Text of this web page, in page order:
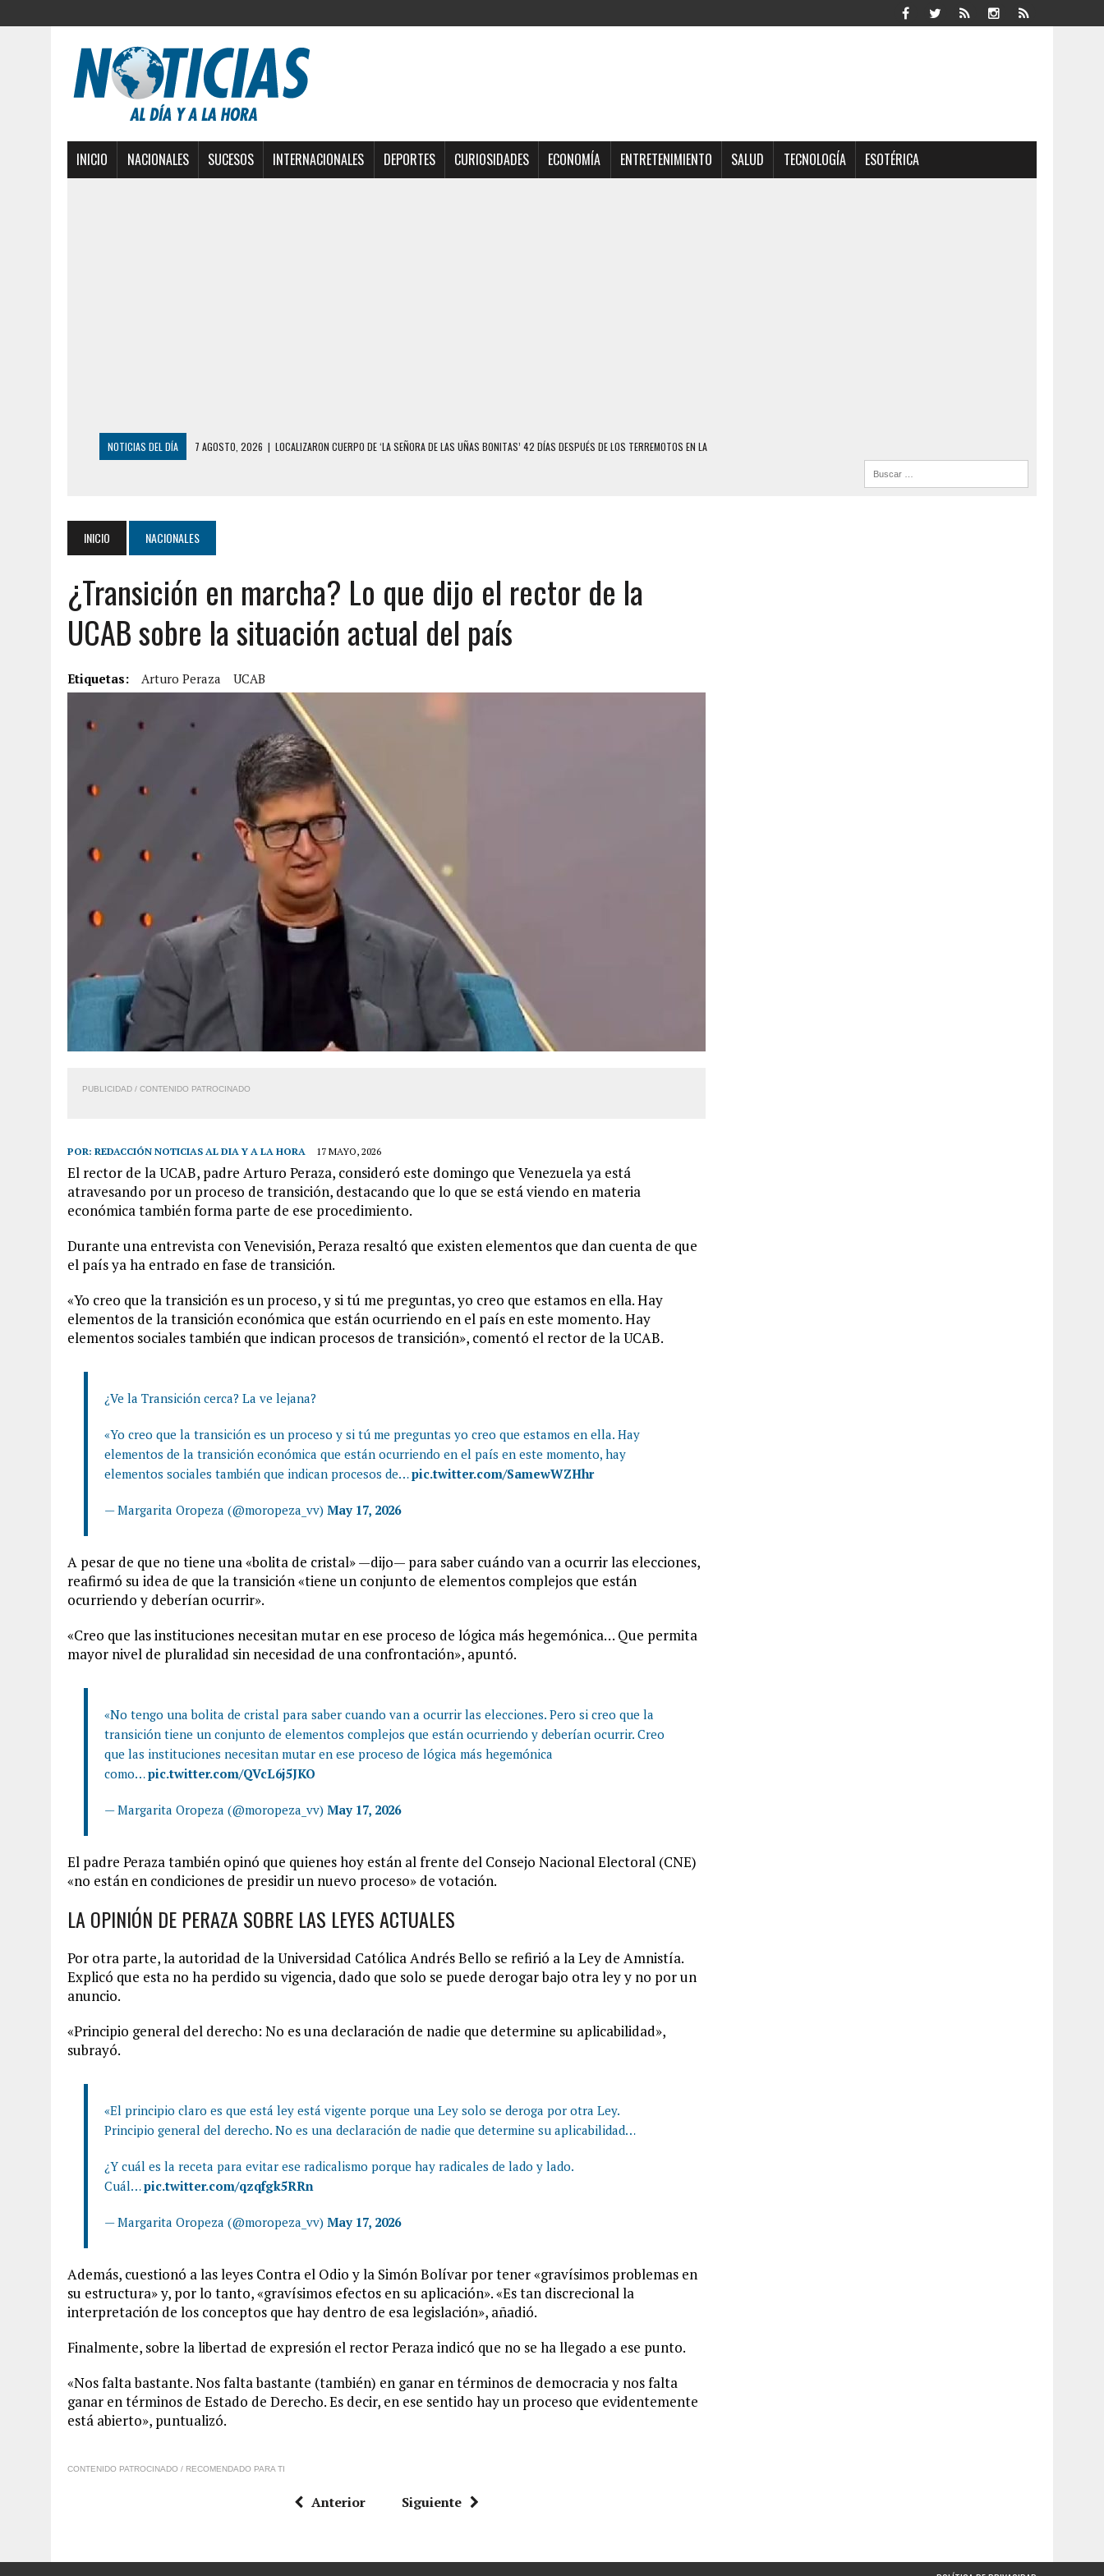
INICIO NACIONALES SUCESOS INTERNACIONALES DEPORTES CURIOSIDADES ECONOMÍA ENTRETENIMIENTO SALUD TECNOLOGÍA ESOTÉRICA
NOTICIAS DEL DÍA 6 AGOSTO, 2026 | MISTERIOSA MUERTE DE MODELO EN MONAGAS: HALLARON EL CUERPO DENTRO DE SU CASA
5 AGOSTO, 2026 | HORROR EN BARINAS: UN HOMBRE INDUJO AL SUICIDIO A UNA ADOLESCENTE DE 13 AÑOS TRAS ABUSAR DE ELLA
3 AGOSTO, 2026
|
LA INCREÍBLE FORMA EN LA QUE SOBREVIVIÓ UN HOMBRE Y SU FAMILIA TRAS LOS TERREMOTOS: CAYERON DESDE EL PISO NUEVE DEL
EDIFICIO PETUNIA
7 AGOSTO, 2026
FUGA DE GAS GENERÓ EXPLOSIÓN EN LOCAL COMERCIAL DE CHACAO
7 AGOSTO, 2026 | YARACUY: ASESINARON DOS HOMBRES EL MISMO DÍA EN SECTORES VECINOS
LOCALIZARON CUERPO DE ‘LA SEÑORA DE LAS UÑAS BONITAS’ 42 DÍAS DESPUÉS DE LOS TERREMOTOS EN LA GUAIRA
INICIO NACIONALES
¿Transición en marcha? Lo que dijo el rector de la
UCAB sobre la situación actual del país
Etiquetas: Arturo Peraza UCAB
PUBLICIDAD / CONTENIDO PATROCINADO
POR: REDACCIÓN NOTICIAS AL DIA Y A LA HORA 17 MAYO, 2026
El rector de la UCAB, padre Arturo Peraza, consideró este domingo que Venezuela ya está
atravesando por un proceso de transición, destacando que lo que se está viendo en materia
económica también forma parte de ese procedimiento.
Durante una entrevista con Venevisión, Peraza resaltó que existen elementos que dan cuenta de que
el país ya ha entrado en fase de transición.
«Yo creo que la transición es un proceso, y si tú me preguntas, yo creo que estamos en ella. Hay
elementos de la transición económica que están ocurriendo en el país en este momento. Hay
elementos sociales también que indican procesos de transición», comentó el rector de la UCAB.
¿Ve la Transición cerca? La ve lejana?
«Yo creo que la transición es un proceso y si tú me preguntas yo creo que estamos en ella. Hay
elementos de la transición económica que están ocurriendo en el país en este momento, hay
elementos sociales también que indican procesos de…pic.twitter.com/SamewWZHhr
— Margarita Oropeza (@moropeza_vv) May 17, 2026
A pesar de que no tiene una «bolita de cristal» —dijo— para saber cuándo van a ocurrir las elecciones,
reafirmó su idea de que la transición «tiene un conjunto de elementos complejos que están
ocurriendo y deberían ocurrir».
«Creo que las instituciones necesitan mutar en ese proceso de lógica más hegemónica… Que permita
mayor nivel de pluralidad sin necesidad de una confrontación», apuntó.
«No tengo una bolita de cristal para saber cuando van a ocurrir las elecciones. Pero si creo que la
transición tiene un conjunto de elementos complejos que están ocurriendo y deberían ocurrir. Creo
que las instituciones necesitan mutar en ese proceso de lógica más hegemónica
como…pic.twitter.com/QVcL6j5JKO
— Margarita Oropeza (@moropeza_vv) May 17, 2026
El padre Peraza también opinó que quienes hoy están al frente del Consejo Nacional Electoral (CNE)
«no están en condiciones de presidir un nuevo proceso» de votación.
LA OPINIÓN DE PERAZA SOBRE LAS LEYES ACTUALES
Por otra parte, la autoridad de la Universidad Católica Andrés Bello se refirió a la Ley de Amnistía.
Explicó que esta no ha perdido su vigencia, dado que solo se puede derogar bajo otra ley y no por un
anuncio.
«Principio general del derecho: No es una declaración de nadie que determine su aplicabilidad»,
subrayó.
«El principio claro es que está ley está vigente porque una Ley solo se deroga por otra Ley.
Principio general del derecho. No es una declaración de nadie que determine su aplicabilidad…
¿Y cuál es la receta para evitar ese radicalismo porque hay radicales de lado y lado.
Cuál…pic.twitter.com/qzqfgk5RRn
— Margarita Oropeza (@moropeza_vv) May 17, 2026
Además, cuestionó a las leyes Contra el Odio y la Simón Bolívar por tener «gravísimos problemas en
su estructura» y, por lo tanto, «gravísimos efectos en su aplicación». «Es tan discrecional la
interpretación de los conceptos que hay dentro de esa legislación», añadió.
Finalmente, sobre la libertad de expresión el rector Peraza indicó que no se ha llegado a ese punto.
«Nos falta bastante. Nos falta bastante (también) en ganar en términos de democracia y nos falta
ganar en términos de Estado de Derecho. Es decir, en ese sentido hay un proceso que evidentemente
está abierto», puntualizó.
CONTENIDO PATROCINADO / RECOMENDADO PARA TI
Anterior Siguiente